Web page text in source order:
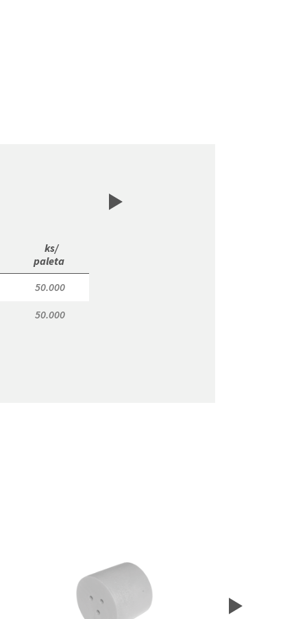
ks/
paleta
50.000
50.000